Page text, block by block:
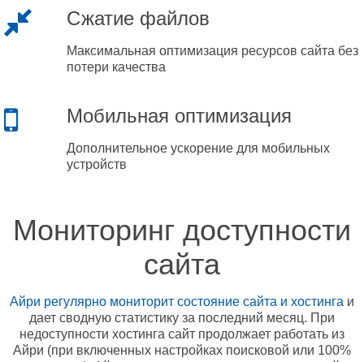
Сжатие файлов
Максимальная оптимизация ресурсов сайта без
потери качества
Мобильная оптимизация
Дополнительное ускорение для мобильных
устройств
Мониторинг доступности
сайта
Айри регулярно мониторит состояние сайта и хостинга и
дает сводную статистику за последний месяц. При
недоступности хостинга сайт продолжает работать из
Айри (при включенных настройках поисковой или 100%